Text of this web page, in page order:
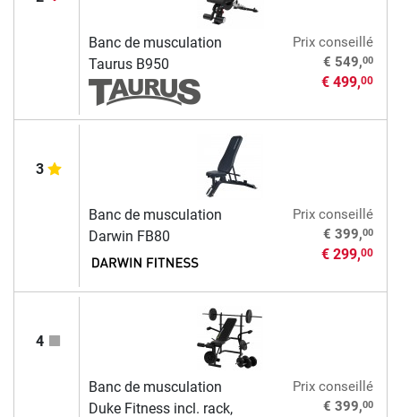
Banc de musculation
Taurus B950
Prix conseillé
€ 549,00
€ 499,00
3
Banc de musculation
Darwin FB80
Prix conseillé
€ 399,00
€ 299,00
4
Banc de musculation
Duke Fitness incl. rack,
Prix conseillé
€ 399,00